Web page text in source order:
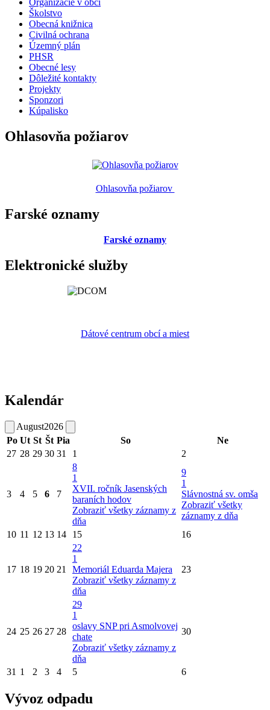
Organizácie v obci
Školstvo
Obecná knižnica
Civilná ochrana
Územný plán
PHSR
Obecné lesy
Dôležité kontakty
Projekty
Sponzori
Kúpalisko
Ohlasovňa požiarov
Ohlasovňa požiarov
Farské oznamy
Farské oznamy
Elektronické služby
Dátové centrum obcí a miest
Kalendár
August2026
Po Ut St Št Pia So
Ne
27 28 29 30 31 1 2
3 4 5 6 7
8
1
XVII. ročník Jasenských
baraních hodov
Zobraziť všetky záznamy z
dňa
9
1
Slávnostná sv. omša
Zobraziť všetky
záznamy z dňa
10 11 12 13 14 15 16
17 18 19 20 21
22
1
Memoriál Eduarda Majera
Zobraziť všetky záznamy z
dňa
23
24 25 26 27 28
29
1
oslavy SNP pri Asmolvovej
chate
Zobraziť všetky záznamy z
dňa
30
31 1 2 3 4 5 6
Vývoz odpadu